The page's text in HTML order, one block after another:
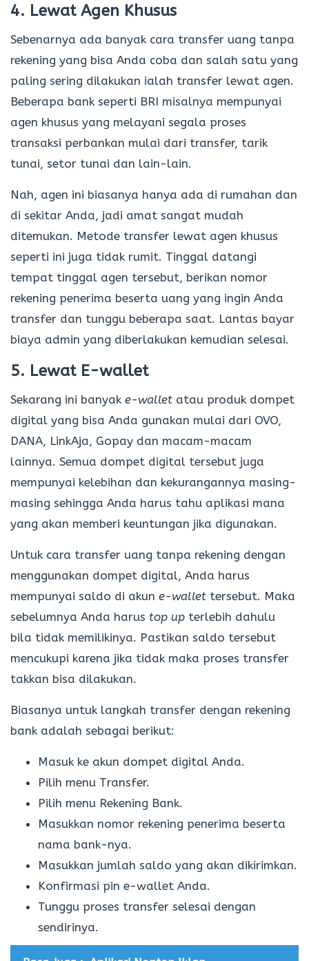
4. Lewat Agen Khusus
Sebenarnya ada banyak cara transfer uang tanpa
rekening yang bisa Anda coba dan salah satu yang
paling sering dilakukan ialah transfer lewat agen.
Beberapa bank seperti BRI misalnya mempunyai
agen khusus yang melayani segala proses
transaksi perbankan mulai dari transfer, tarik
tunai, setor tunai dan lain-lain.
Nah, agen ini biasanya hanya ada di rumahan dan
di sekitar Anda, jadi amat sangat mudah
ditemukan. Metode transfer lewat agen khusus
seperti ini juga tidak rumit. Tinggal datangi
tempat tinggal agen tersebut, berikan nomor
rekening penerima beserta uang yang ingin Anda
transfer dan tunggu beberapa saat. Lantas bayar
biaya admin yang diberlakukan kemudian selesai.
5. Lewat E-wallet
Sekarang ini banyak e-wallet atau produk dompet
digital yang bisa Anda gunakan mulai dari OVO,
DANA, LinkAja, Gopay dan macam-macam
lainnya. Semua dompet digital tersebut juga
mempunyai kelebihan dan kekurangannya masing-
masing sehingga Anda harus tahu aplikasi mana
yang akan memberi keuntungan jika digunakan.
Untuk cara transfer uang tanpa rekening dengan
menggunakan dompet digital, Anda harus
mempunyai saldo di akun e-wallet tersebut. Maka
sebelumnya Anda harus top up terlebih dahulu
bila tidak memilikinya. Pastikan saldo tersebut
mencukupi karena jika tidak maka proses transfer
takkan bisa dilakukan.
Biasanya untuk langkah transfer dengan rekening
bank adalah sebagai berikut:
Masuk ke akun dompet digital Anda.
Pilih menu Transfer.
Pilih menu Rekening Bank.
Masukkan nomor rekening penerima beserta
nama bank-nya.
Masukkan jumlah saldo yang akan dikirimkan.
Konfirmasi pin e-wallet Anda.
Tunggu proses transfer selesai dengan
sendirinya.